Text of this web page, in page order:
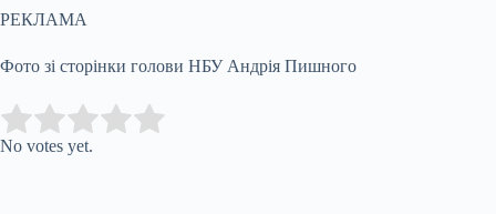
РЕКЛАМА
Фото зі сторінки голови НБУ Андрія Пишного
Rate this item:
No votes yet.